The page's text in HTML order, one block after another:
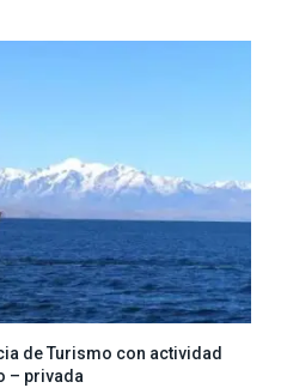
de Turismo con actividad
– privada